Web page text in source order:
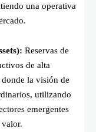
una operativa
Reservas de
de alta
la visión de
utilizando
emergentes
valor.